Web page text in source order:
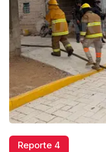
Reporte 4